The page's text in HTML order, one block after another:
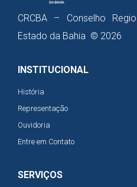
CRCBA – Conselho
Estado da Bahia © 2026
INSTITUCIONAL
História
Representação
Ouvidoria
Entre em Contato
SERVIÇOS